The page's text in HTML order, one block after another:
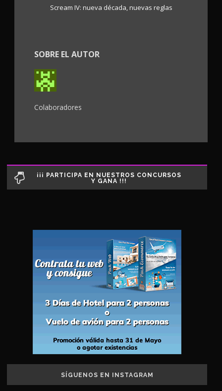
Scream IV: nueva década, nuevas reglas
SOBRE EL AUTOR
Colaboradores
¡¡¡ PARTICIPA EN NUESTROS CONCURSOS
Y GANA !!!
SÍGUENOS EN INSTAGRAM